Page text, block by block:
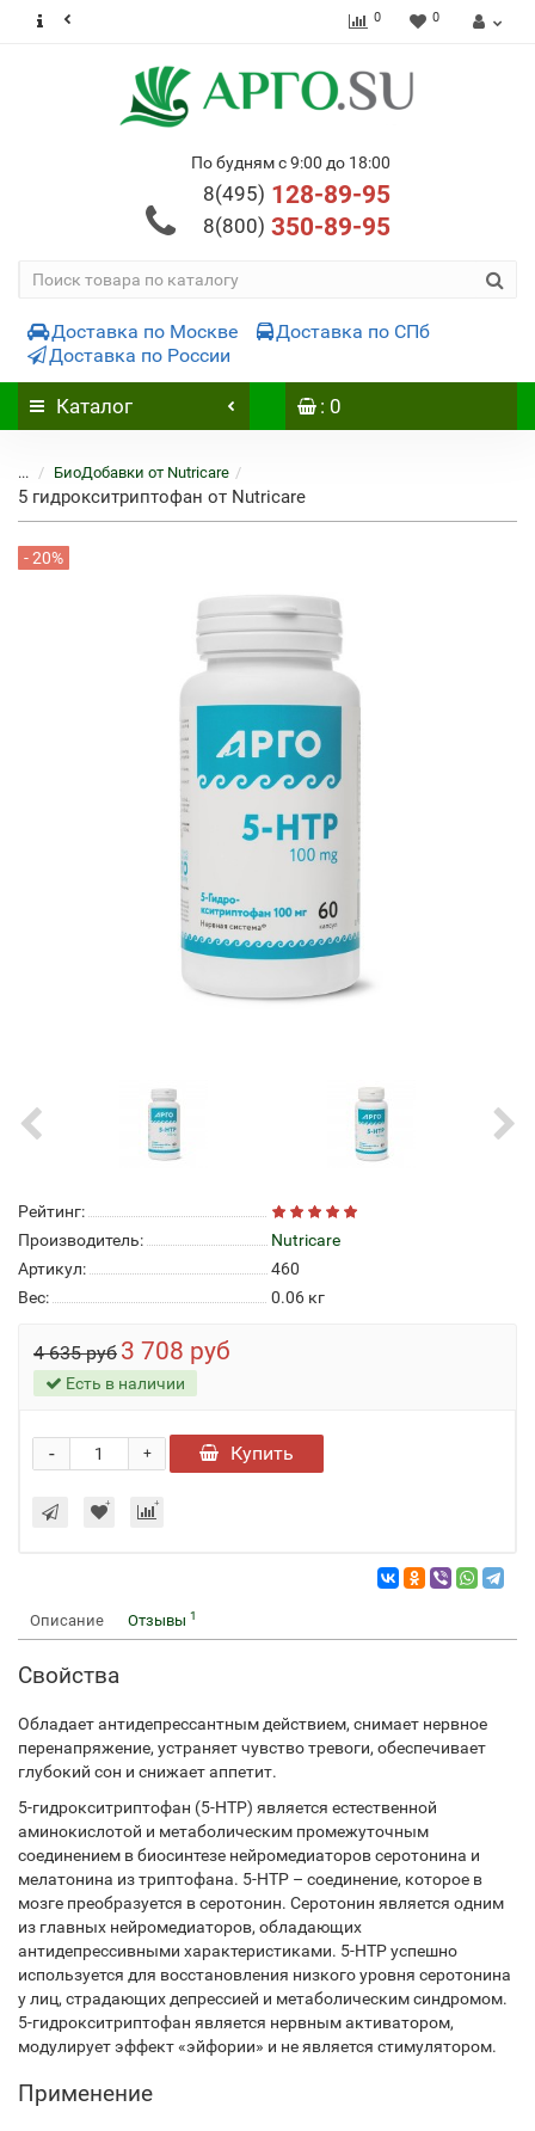
0 0
По будням с 9:00 до 18:00
8(495) 128-89-95
8(800) 350-89-95
Доставка по Москве
Доставка по СПб
Доставка по России
Каталог : 0
... БиоДобавки от Nutricare
5 гидрокситриптофан от Nutricare
- 20%
Рейтинг:
Производитель:
Nutricare
Артикул:
460
Вес:
0.06 кг
4 635 руб 3 708 руб
Есть в наличии
+
- Купить
Описание Отзывы 1
Свойства
Обладает антидепрессантным действием, снимает нервное
перенапряжение, устраняет чувство тревоги, обеспечивает
глубокий сон и снижает аппетит.
5-гидрокситриптофан (5-HTP) является естественной
аминокислотой и метаболическим промежуточным
соединением в биосинтезе нейромедиаторов серотонина и
мелатонина из триптофана. 5-HTP – соединение, которое в
мозге преобразуется в серотонин. Серотонин является одним
из главных нейромедиаторов, обладающих
антидепрессивными характеристиками. 5-HTP успешно
используется для восстановления низкого уровня серотонина
у лиц, страдающих депрессией и метаболическим синдромом.
5-гидрокситриптофан является нервным активатором,
модулирует эффект «эйфории» и не является стимулятором.
Применение